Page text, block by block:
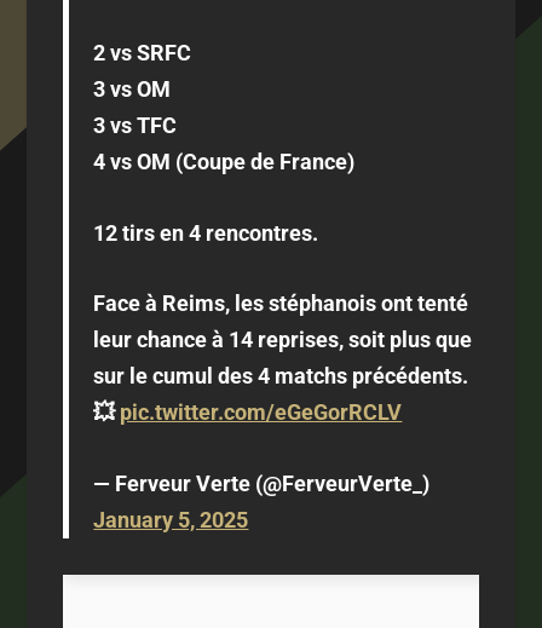
2 vs SRFC
3 vs OM
3 vs TFC
4 vs OM (Coupe de France)
12 tirs en 4 rencontres.
Face à Reims, les stéphanois ont tenté
leur chance à 14 reprises, soit plus que
sur le cumul des 4 matchs précédents.
💥pic.twitter.com/eGeGorRCLV
— Ferveur Verte (@FerveurVerte_)
January 5, 2025